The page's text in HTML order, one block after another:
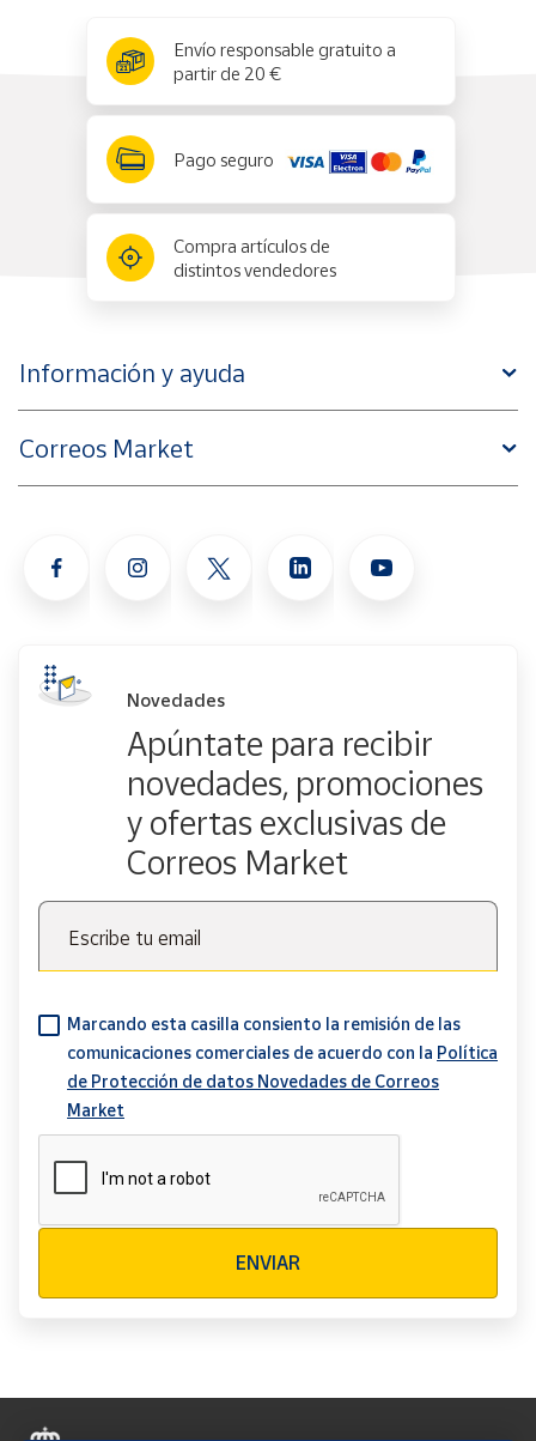
Envío responsable gratuito a
partir de 20 €
Pago seguro
Compra artículos de
distintos vendedores
Información y ayuda
Correos Market
Novedades
Apúntate para recibir
novedades, promociones
y ofertas exclusivas de
Correos Market
Escribe tu email
Marcando esta casilla consiento la remisión de las
comunicaciones comerciales de acuerdo con la Política
de Protección de datos Novedades de Correos
Market
ENVIAR